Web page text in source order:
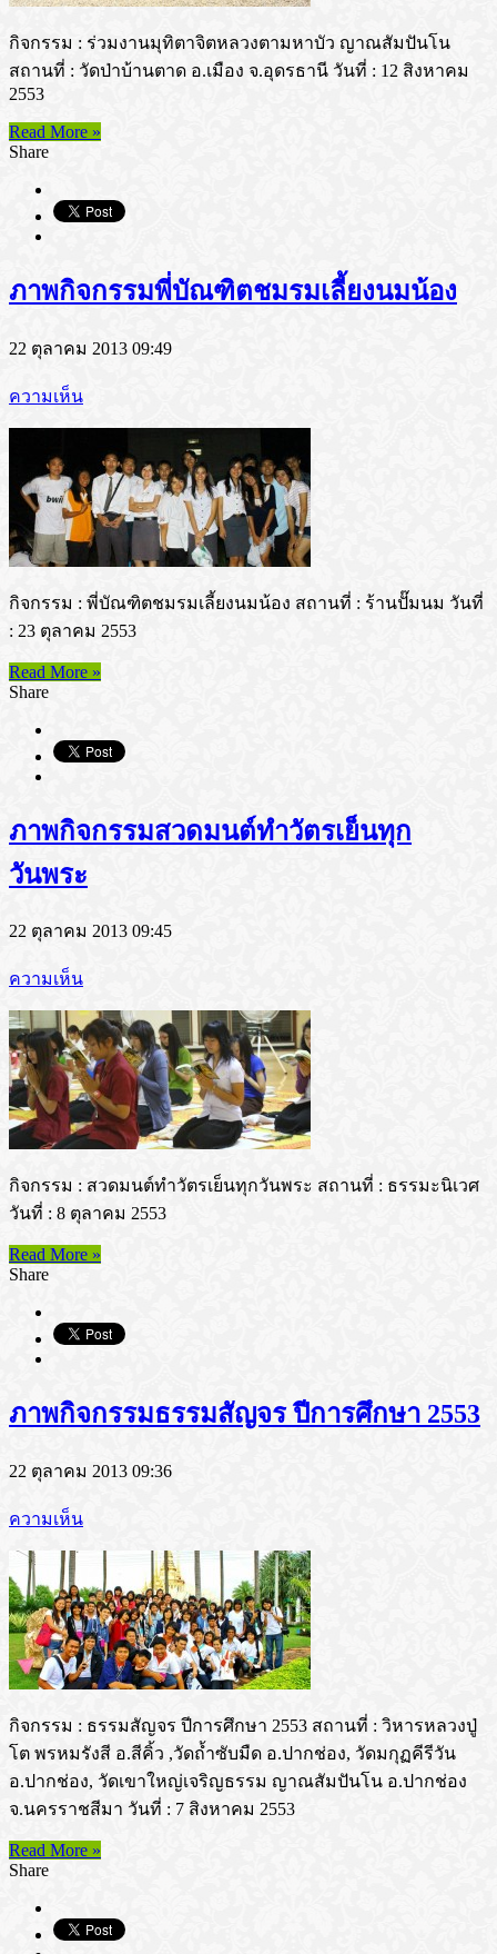
กิจกรรม : ร่วมงานมุทิตาจิตหลวงตามหาบัว ญาณสัมปันโน
สถานที่ : วัดป่าบ้านตาด อ.เมือง จ.อุดรธานี วันที่ : 12 สิงหาคม
2553
Read More »
Share
ภาพกิจกรรมพี่บัณฑิตชมรมเลี้ยงนมน้อง
22 ตุลาคม 2013 09:49
ความเห็น
กิจกรรม : พี่บัณฑิตชมรมเลี้ยงนมน้อง สถานที่ : ร้านปั๊มนม วันที่
: 23 ตุลาคม 2553
Read More »
Share
ภาพกิจกรรมสวดมนต์ทำวัตรเย็นทุก
วันพระ
22 ตุลาคม 2013 09:45
ความเห็น
กิจกรรม : สวดมนต์ทำวัตรเย็นทุกวันพระ สถานที่ : ธรรมะนิเวศ
วันที่ : 8 ตุลาคม 2553
Read More »
Share
ภาพกิจกรรมธรรมสัญจร ปีการศึกษา 2553
22 ตุลาคม 2013 09:36
ความเห็น
กิจกรรม : ธรรมสัญจร ปีการศึกษา 2553 สถานที่ : วิหารหลวงปู่
โต พรหมรังสี อ.สีคิ้ว ,วัดถ้ำซับมืด อ.ปากช่อง, วัดมกุฏคีรีวัน
อ.ปากช่อง, วัดเขาใหญ่เจริญธรรม ญาณสัมปันโน อ.ปากช่อง
จ.นครราชสีมา วันที่ : 7 สิงหาคม 2553
Read More »
Share